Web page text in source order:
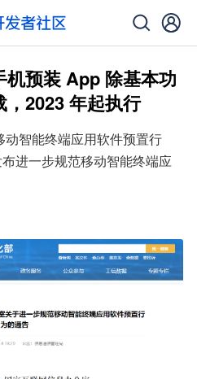
预装 App 除基本功
2023 年起执行
智能终端应用软件预置行
进一步规范移动智能终端应